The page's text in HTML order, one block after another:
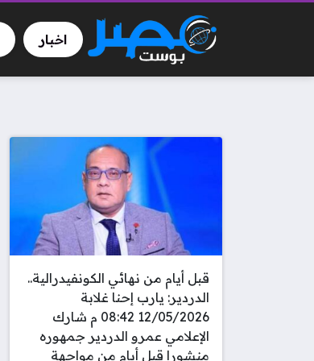
اخبار
قبل أيام من نهائي الكونفيدرالية..
الدردير: يارب إحنا غلابة
12/05/2026 08:42 م شارك
الإعلامي عمرو الدردير جمهوره
منشورا قبل أيام من مواجهة